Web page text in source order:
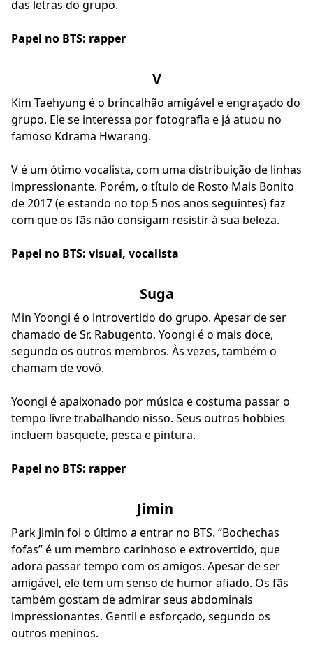
das letras do grupo.
Papel no BTS: rapper
V
Kim Taehyung é o brincalhão amigável e engraçado do
grupo. Ele se interessa por fotografia e já atuou no
famoso Kdrama Hwarang.
V é um ótimo vocalista, com uma distribuição de linhas
impressionante. Porém, o título de Rosto Mais Bonito
de 2017 (e estando no top 5 nos anos seguintes) faz
com que os fãs não consigam resistir à sua beleza.
Papel no BTS: visual, vocalista
Suga
Min Yoongi é o introvertido do grupo. Apesar de ser
chamado de Sr. Rabugento, Yoongi é o mais doce,
segundo os outros membros. Às vezes, também o
chamam de vovô.
Yoongi é apaixonado por música e costuma passar o
tempo livre trabalhando nisso. Seus outros hobbies
incluem basquete, pesca e pintura.
Papel no BTS: rapper
Jimin
Park Jimin foi o último a entrar no BTS. “Bochechas
fofas” é um membro carinhoso e extrovertido, que
adora passar tempo com os amigos. Apesar de ser
amigável, ele tem um senso de humor afiado. Os fãs
também gostam de admirar seus abdominais
impressionantes. Gentil e esforçado, segundo os
outros meninos.